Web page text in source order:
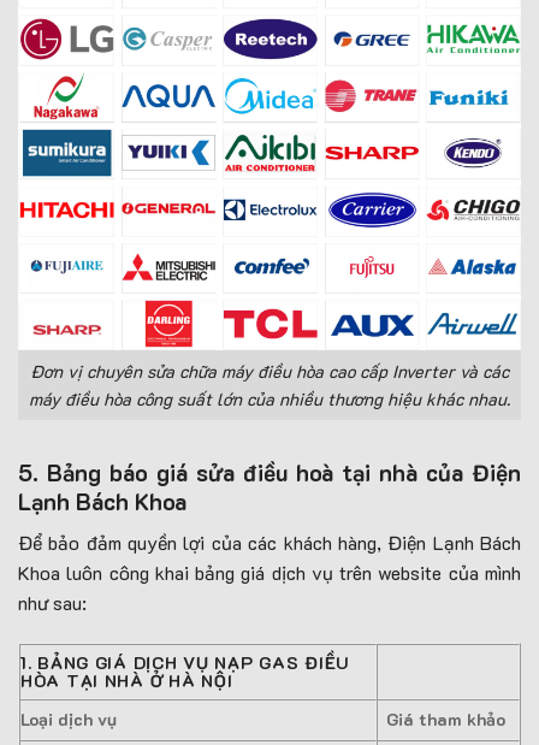
Đơn vị chuyên sửa chữa máy điều hòa cao cấp Inverter và các
máy điều hòa công suất lớn của nhiều thương hiệu khác nhau.
5. Bảng báo giá sửa điều hoà tại nhà của Điện
Lạnh Bách Khoa
Để bảo đảm quyền lợi của các khách hàng, Điện Lạnh Bách
Khoa luôn công khai bảng giá dịch vụ trên website của mình
như sau:
1. BẢNG GIÁ DỊCH VỤ NẠP GAS ĐIỀU
HÒA TẠI NHÀ Ở HÀ NỘI
Loại dịch vụ
Giá tham khảo